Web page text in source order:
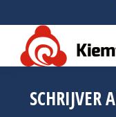
SCHRIJVER